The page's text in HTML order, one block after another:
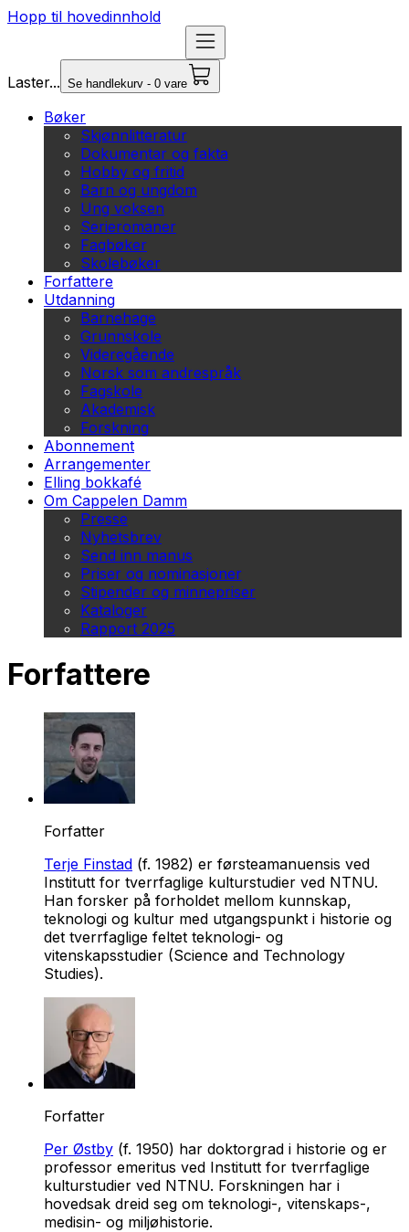
Hopp til hovedinnhold
Laster... Se handlekurv - 0 vare
Bøker
Skjønnlitteratur
Dokumentar og fakta
Hobby og fritid
Barn og ungdom
Ung voksen
Serieromaner
Fagbøker
Skolebøker
Forfattere
Utdanning
Barnehage
Grunnskole
Videregående
Norsk som andrespråk
Fagskole
Akademisk
Forskning
Abonnement
Arrangementer
Elling bokkafé
Om Cappelen Damm
Presse
Nyhetsbrev
Send inn manus
Priser og nominasjoner
Stipender og minnepriser
Kataloger
Rapport 2025
Forfattere
Forfatter
Terje Finstad (f. 1982) er førsteamanuensis ved
Institutt for tverrfaglige kulturstudier ved NTNU.
Han forsker på forholdet mellom kunnskap,
teknologi og kultur med utgangspunkt i historie og
det tverrfaglige feltet teknologi- og
vitenskapsstudier (Science and Technology
Studies).
Forfatter
Per Østby (f. 1950) har doktorgrad i historie og er
professor emeritus ved Institutt for tverrfaglige
kulturstudier ved NTNU. Forskningen har i
hovedsak dreid seg om teknologi-, vitenskaps-,
medisin- og miljøhistorie.